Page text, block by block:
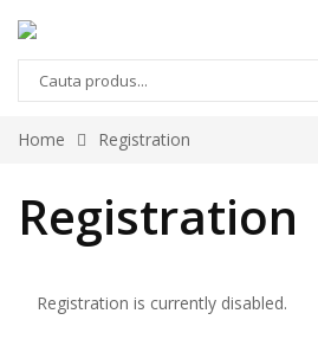
Home Registration
Registration
Registration is currently disabled.